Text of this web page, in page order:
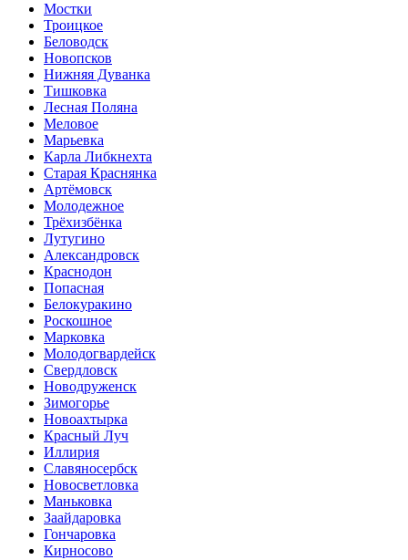
Мостки
Троицкое
Беловодск
Новопсков
Нижняя Дуванка
Тишковка
Лесная Поляна
Меловое
Марьевка
Карла Либкнехта
Старая Краснянка
Артёмовск
Молодежное
Трёхизбёнка
Лутугино
Александровск
Краснодон
Попасная
Белокуракино
Роскошное
Марковка
Молодогвардейск
Свердловск
Новодруженск
Зимогорье
Новоахтырка
Красный Луч
Иллирия
Славяносербск
Новосветловка
Маньковка
Заайдаровка
Гончаровка
Кирносово